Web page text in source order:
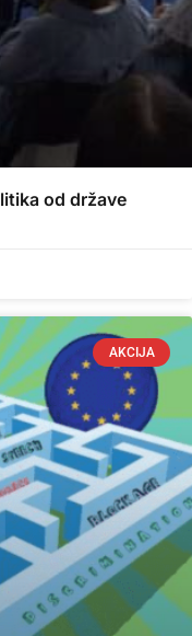
od države
AKCIJA